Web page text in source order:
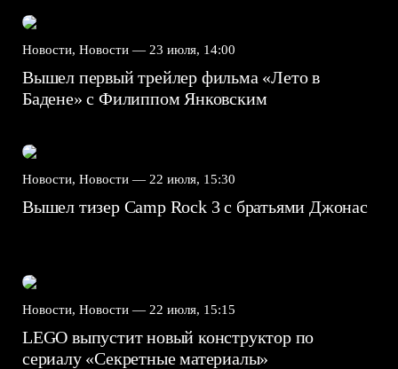
Новости, Новости — 23 июля, 14:00
Вышел первый трейлер фильма «Лето в
Бадене» с Филиппом Янковским
Новости, Новости — 22 июля, 15:30
Вышел тизер Camp Rock 3 с братьями Джонас
Новости, Новости — 22 июля, 15:15
LEGO выпустит новый конструктор по
сериалу «Секретные материалы»